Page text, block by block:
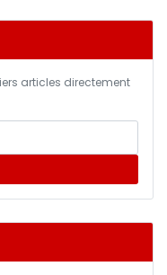
articles directement